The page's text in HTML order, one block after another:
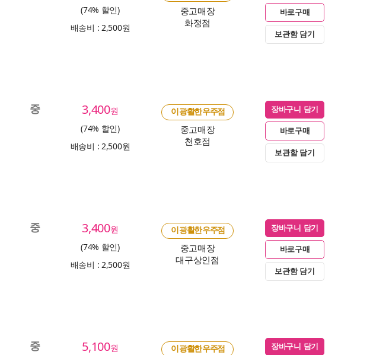
(74% 할인)
배송비 : 2,500원
중고매장
화정점
바로구매
보관함 담기
중 3,400원
(74% 할인)
배송비 : 2,500원
이 광활한 우주점
중고매장
천호점
장바구니 담기
바로구매
보관함 담기
중 3,400원
(74% 할인)
배송비 : 2,500원
이 광활한 우주점
중고매장
대구상인점
장바구니 담기
바로구매
보관함 담기
중 5,100원
이 광활한 우주점 장바구니 담기